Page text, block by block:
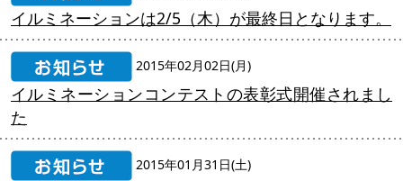
イルミネーションは2/5（木）が最終日となります。
2015年02月02日(月)
イルミネーションコンテストの表彰式開催されまし
た
2015年01月31日(土)